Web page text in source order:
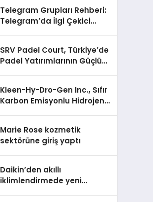
Telegram Grupları Rehberi:
Telegram’da İlgi Çekici
SRV Padel Court, Türkiye’de
Padel Yatırımlarının Güçlü
Kleen-Hy-Dro-Gen Inc., Sıfır
Karbon Emisyonlu Hidrojen
Aldı
Marie Rose kozmetik
sektörüne giriş yaptı
Daikin’den akıllı
iklimlendirmede yeni